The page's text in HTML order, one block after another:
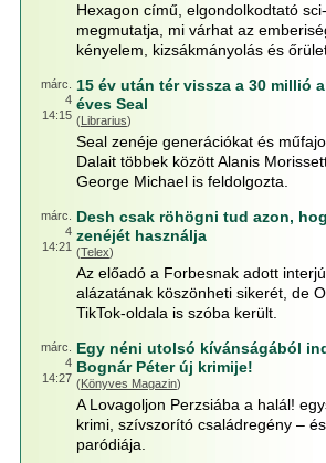
Hexagon című, elgondolkodtató
megmutatja, mi várhat az
kényelem, kizsákmányolás és
márc.
4
14:15
15 év után tér vissza a 30 millió
éves Seal
(Librarius)
Seal zenéje generációkat és
Dalait többek között Alanis
George Michael is feldolgozta.
márc.
4
14:21
Desh csak röhögni tud azon,
zenéjét használja
(Telex)
Az előadó a Forbesnak adott
alázatának köszönheti sikerét, de
TikTok-oldala is szóba került.
márc.
4
14:27
Egy néni utolsó kívánságából
Bognár Péter új krimije!
(Könyves Magazin)
A Lovagoljon Perzsiába a halál!
krimi, szívszorító családregény –
paródiája.